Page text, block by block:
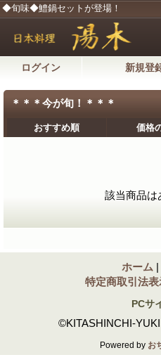
◆旬味◆鱧鍋セットが登場！
ログイン 新規登
＊＊＊今が旬！＊＊＊
おすすめ順 価格
該当商品は
ホーム |
特定商取引法表
PCサ
©KITASHINCHI-
Powered by お